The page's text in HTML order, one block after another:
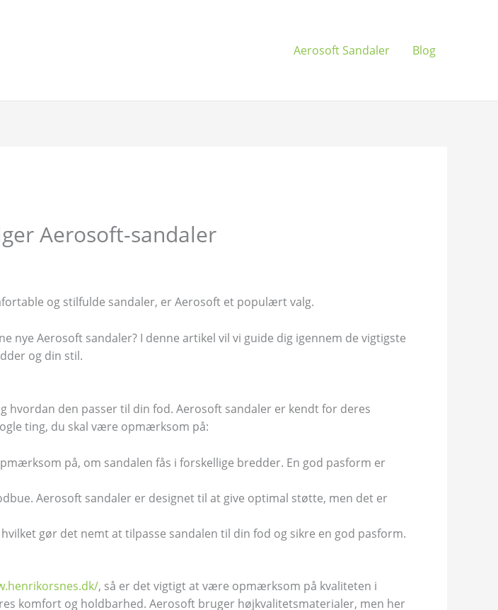
Aerosoft Sandaler Blog
Aerosoft-sandaler
og stilfulde sandaler, er Aerosoft et populært valg.
Aerosoft sandaler? I denne artikel vil vi guide dig igennem de vigtigste
og din stil.
hvordan den passer til din fod. Aerosoft sandaler er kendt for deres
ting, du skal være opmærksom på:
på, om sandalen fås i forskellige bredder. En god pasform er
Aerosoft sandaler er designet til at give optimal støtte, men det er
gør det nemt at tilpasse sandalen til din fod og sikre en god pasform.
, så er det vigtigt at være opmærksom på kvaliteten i
komfort og holdbarhed. Aerosoft bruger højkvalitetsmaterialer, men her